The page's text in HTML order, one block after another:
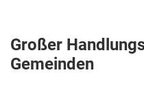
Großer
Gemeinden